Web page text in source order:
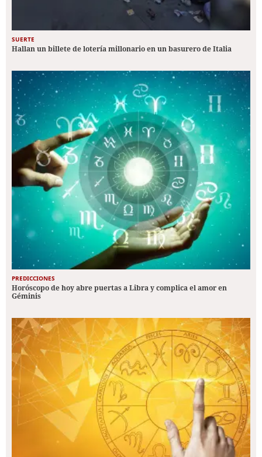
SUERTE
Hallan un billete de lotería millonario en un basurero de Italia
PREDICCIONES
Horóscopo de hoy abre puertas a Libra y complica el amor en
Géminis